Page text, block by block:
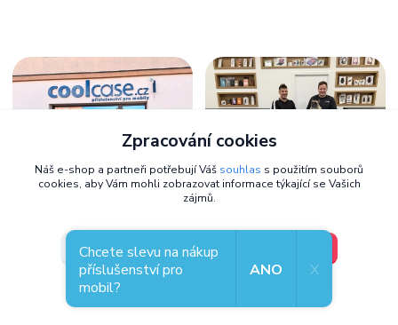
Zastavte se osobně,těšíme se na
Kde nás najdete
Zpracování cookies
Náš e-shop a partneři potřebují Váš souhlas s použitím souborů
cookies, aby Vám mohli zobrazovat informace týkající se Vašich
zájmů.
Nastavení V pořádku, jdu si vybrat
Souhlas můžete odmítnout
Chcete slevu na nákup
příslušenství pro
mobil?
ANO X